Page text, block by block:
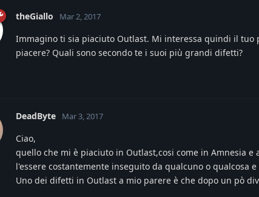
theGiallo Mar 2, 2017
Immagino ti sia piaciuto Outlast. Mi interessa quindi il tuo
piacere? Quali sono secondo te i suoi più grandi difetti?
DeadByte Mar 3, 2017
Ciao,
quello che mi è piaciuto in Outlast,cosi come in Amnesia
l'essere costantemente inseguito da qualcuno o qualcosa
Uno dei difetti in Outlast a mio parere è che dopo un pò